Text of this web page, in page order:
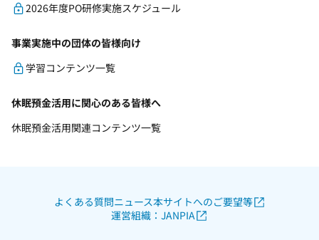
2026年度PO研修実施スケジュール
事業実施中の団体の皆様向け
学習コンテンツ一覧
休眠預金活用に関心のある皆様へ
休眠預金活用関連コンテンツ一覧
よくある質問ニュース本サイトへのご要望等
運営組織：JANPIA